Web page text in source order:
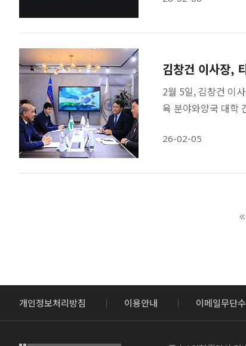
김창건 이사장,
2월 5일, 김창건 이
육 분야와양국 대학
26-02-05
개인정보처리방침 이용안내 이메일무단